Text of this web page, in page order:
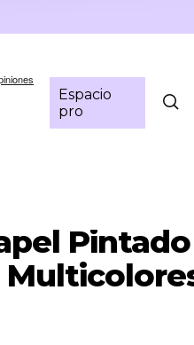
Espacio
pro